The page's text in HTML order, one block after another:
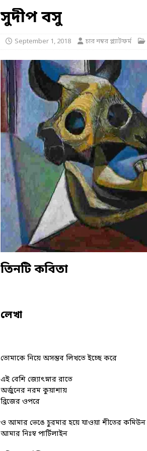
সুদীপ বসু
September 1, 2018 চার নম্বর প্ল্যাটফর্ম
তিনটি কবিতা
লেখা
তোমাকে নিয়ে অসম্ভব লিখতে ইচ্ছে করে
এই বেশি জ্যোৎস্নার রাতে
অর্জুনের নরম কুয়াশায়
ব্রিজের ওপরে
ও আমার ভেঙে চুরমার হয়ে যাওয়া শীতের কমিউন
আমার নিঃস্ব পার্টিলাইন